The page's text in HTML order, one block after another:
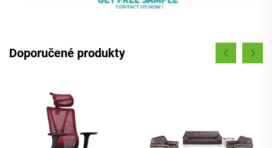
Doporučené produkty